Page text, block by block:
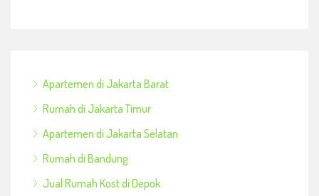
Apartemen di Jakarta Barat
Rumah di Jakarta Timur
Apartemen di Jakarta Selatan
Rumah di Bandung
Jual Rumah Kost di Depok